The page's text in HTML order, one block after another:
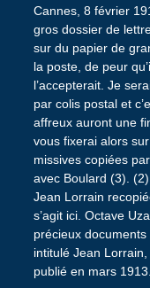
Cannes, 8 février
gros dossier de
sur du papier de
la poste, de peur
l’accepterait. Je
par colis postal et
affreux auront une
vous fixerai alors
missives copiées
avec Boulard (3).
Jean Lorrain
s’agit ici. Octave
précieux
intitulé Jean Lorrain,
publié en mars 1913.